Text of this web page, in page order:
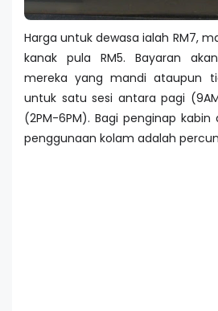
Harga untuk dewasa ialah RM7,
kanak pula RM5. Bayaran
mereka yang mandi ataupun
untuk satu sesi antara pagi
(2PM-6PM). Bagi penginap
penggunaan kolam adalah